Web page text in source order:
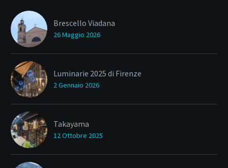
Brescello Viadana
26 Maggio 2026
Luminarie 2025 di Firenze
2 Gennaio 2026
Takayama
12 Ottobre 2025